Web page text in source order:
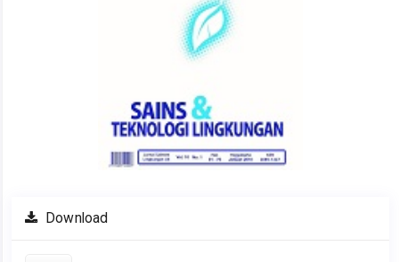
Download